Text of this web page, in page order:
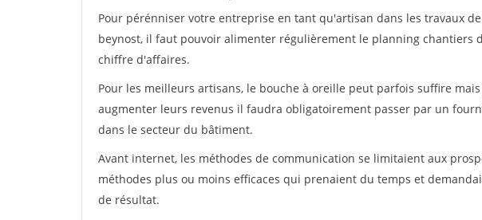
Pour pérénniser votre entreprise en tant qu'artisan dans les travaux
beynost, il faut pouvoir alimenter régulièrement le planning chantiers
chiffre d'affaires.
Pour les meilleurs artisans, le bouche à oreille peut parfois suffire
augmenter leurs revenus il faudra obligatoirement passer par un
dans le secteur du bâtiment.
Avant internet, les méthodes de communication se limitaient aux
méthodes plus ou moins efficaces qui prenaient du temps et
de résultat.